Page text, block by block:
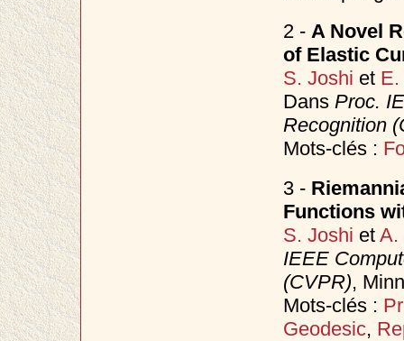
2 - A Novel
of Elastic
S. Joshi et E.
Dans Proc.
Recognition
Mots-clés :
3 -
Functions
S. Joshi et A.
IEEE
(CVPR),
Mots-clés :
Geodesic,